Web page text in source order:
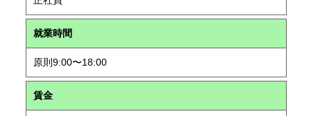
就業時間
原則9:00〜18:00
賃金